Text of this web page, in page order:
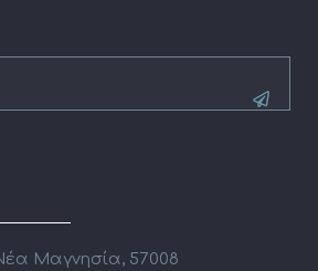
Μαγνησία, 57008